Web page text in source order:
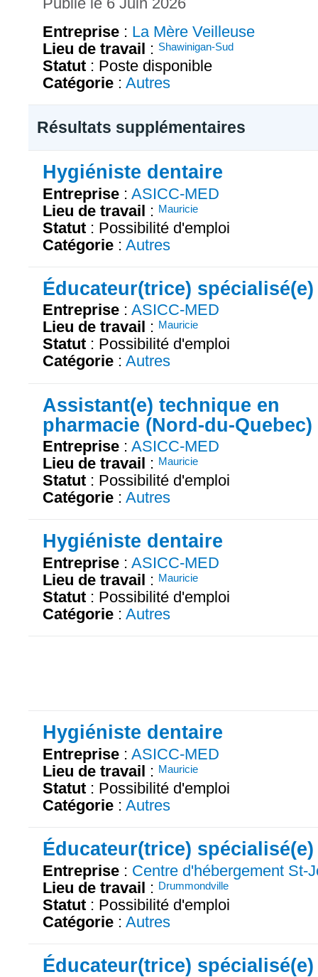
Entreprise : La Mère Veilleuse
Lieu de travail : Shawinigan-Sud
Statut : Poste disponible
Catégorie : Autres
Résultats supplémentaires
Hygiéniste dentaire
Entreprise : ASICC-MED
Lieu de travail : Mauricie
Statut : Possibilité d'emploi
Catégorie : Autres
Éducateur(trice) spécialisé(e)
Entreprise : ASICC-MED
Lieu de travail : Mauricie
Statut : Possibilité d'emploi
Catégorie : Autres
Assistant(e) technique en
pharmacie (Nord-du-Quebec)
Entreprise : ASICC-MED
Lieu de travail : Mauricie
Statut : Possibilité d'emploi
Catégorie : Autres
Hygiéniste dentaire
Entreprise : ASICC-MED
Lieu de travail : Mauricie
Statut : Possibilité d'emploi
Catégorie : Autres
Hygiéniste dentaire
Entreprise : ASICC-MED
Lieu de travail : Mauricie
Statut : Possibilité d'emploi
Catégorie : Autres
Éducateur(trice) spécialisé(e)
Entreprise : Centre d'hébergement St-
Lieu de travail : Drummondville
Statut : Possibilité d'emploi
Catégorie : Autres
Éducateur(trice) spécialisé(e)